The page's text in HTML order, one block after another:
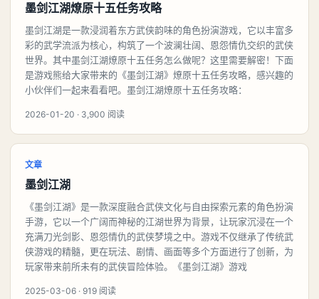
墨剑江湖燎原十五任务攻略
墨剑江湖是一款浸润着东方武侠韵味的角色扮演游戏，它以丰富多
彩的武学流派为核心，构筑了一个波澜壮阔、恩怨情仇交织的武侠
世界。其中墨剑江湖燎原十五任务怎么做呢？这里需要解密！下面
是游戏熊给大家带来的《墨剑江湖》燎原十五任务攻略，感兴趣的
小伙伴们一起来看看吧。墨剑江湖燎原十五任务攻略：
2026-01-20 · 3,900 阅读
文章
墨剑江湖
《墨剑江湖》是一款深度融合武侠文化与自由探索元素的角色扮演
手游，它以一个广阔而神秘的江湖世界为背景，让玩家沉浸在一个
充满刀光剑影、恩怨情仇的武侠梦境之中。游戏不仅继承了传统武
侠游戏的精髓，更在玩法、剧情、画面等多个方面进行了创新，为
玩家带来前所未有的武侠冒险体验。《墨剑江湖》游戏
2025-03-06 · 919 阅读